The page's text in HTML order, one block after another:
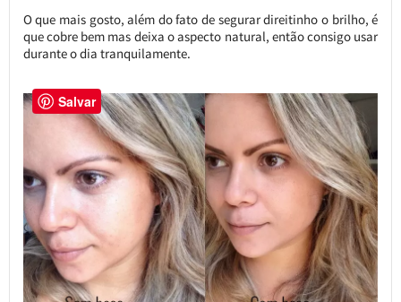
O que mais gosto, além do fato de segurar direitinho o brilho, é
que cobre bem mas deixa o aspecto natural, então consigo usar
durante o dia tranquilamente.
Salvar